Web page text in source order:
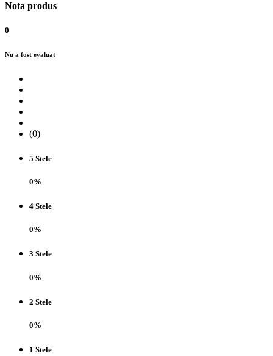
Nota produs
0
Nu a fost evaluat
(0)
5 Stele
0%
4 Stele
0%
3 Stele
0%
2 Stele
0%
1 Stele